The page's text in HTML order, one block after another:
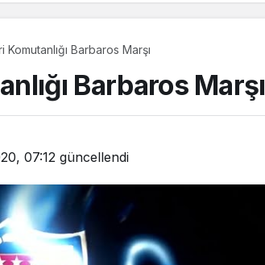
Barbaros Marşı
Barbaros Marşı
07:12 güncellendi